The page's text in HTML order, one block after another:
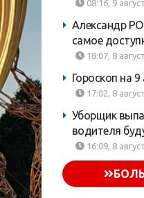
08:16, 9
Александр
самое
18:07, 8
Гороскоп на 9
17:02, 8
Уборщик
водителя
16:09, 8